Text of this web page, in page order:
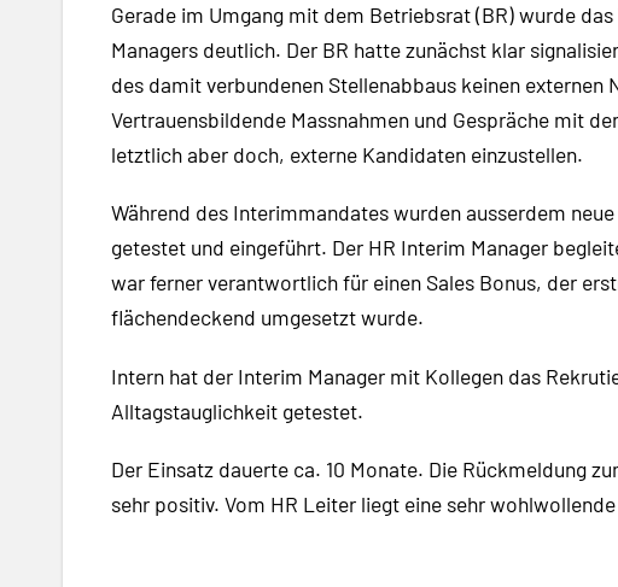
Gerade im Umgang mit dem Betriebsrat (BR) wurde
Managers deutlich. Der BR hatte zunächst klar
des damit verbundenen Stellenabbaus keinen externen
Vertrauensbildende Massnahmen und Gespräche mit
letztlich aber doch, externe Kandidaten einzustellen.
Während des Interimmandates wurden ausserdem
getestet und eingeführt. Der HR Interim Manager
war ferner verantwortlich für einen Sales Bonus, der
flächendeckend umgesetzt wurde.
Intern hat der Interim Manager mit Kollegen das
Alltagstauglichkeit getestet.
Der Einsatz dauerte ca. 10 Monate. Die Rückmeldung
sehr positiv. Vom HR Leiter liegt eine sehr